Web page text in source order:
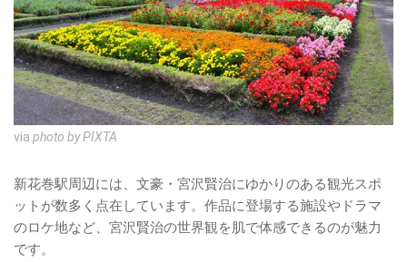
via photo by PIXTA
新花巻駅周辺には、文豪・宮沢賢治にゆかりのある観光スポ
ットが数多く点在しています。作品に登場する施設やドラマ
のロケ地など、宮沢賢治の世界観を肌で体感できるのが魅力
です。